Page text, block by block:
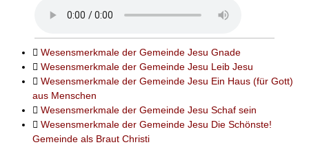
Wesensmerkmale der Gemeinde Jesu Gnade
Wesensmerkmale der Gemeinde Jesu Leib Jesu
Wesensmerkmale der Gemeinde Jesu Ein Haus (für Gott)
aus Menschen
Wesensmerkmale der Gemeinde Jesu Schaf sein
Wesensmerkmale der Gemeinde Jesu Die Schönste!
Gemeinde als Braut Christi